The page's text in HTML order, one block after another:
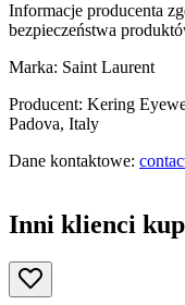
Informacje producenta
bezpieczeństwa
Marka: Saint Laurent
Producent: Kering
Padova, Italy
Dane kontaktowe:
Inni klienci